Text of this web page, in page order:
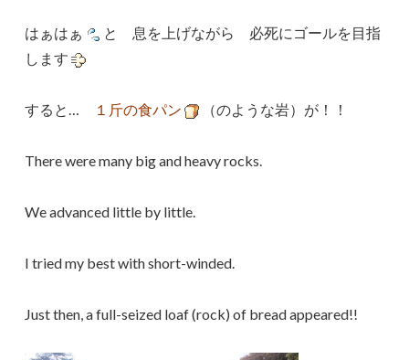
はぁはぁ
と 息を上げながら 必死にゴールを目指
します
すると… １斤の食パン （のような岩）が！！
There were many big and heavy rocks.
We advanced little by little.
I tried my best with short-winded.
Just then, a full-seized loaf (rock) of bread appeared!!